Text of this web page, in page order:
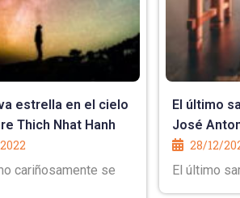
estrella en el cielo
Thich Nhat Hanh
cariñosamente se
El último
José
28/12/
El último